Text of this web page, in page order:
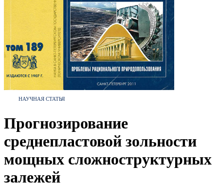
НАУЧНАЯ СТАТЬЯ
Прогнозирование
среднепластовой зольности
мощных сложноструктурных
залежей